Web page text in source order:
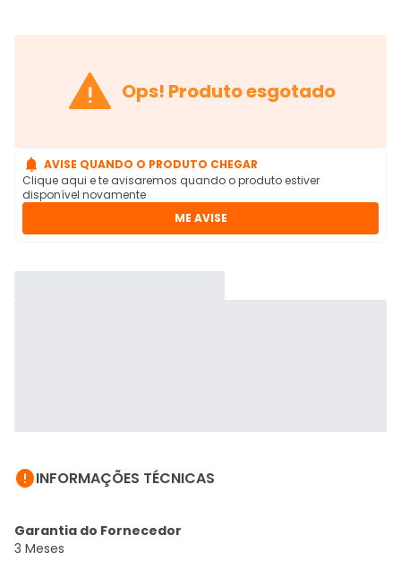
 Ops! Produto esgotado
 AVISE QUANDO O PRODUTO CHEGAR
Clique aqui e te avisaremos quando o produto estiver
disponível novamente
ME AVISE
INFORMAÇÕES TÉCNICAS
Garantia do Fornecedor
3 Meses